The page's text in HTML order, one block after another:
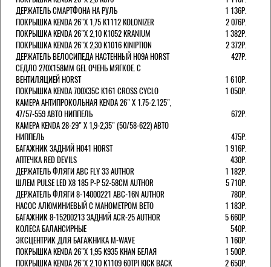
ДЕРЖАТЕЛЬ СМАРТФОНА НА РУЛЬ
1 136Р.
ПОКРЫШКА KENDA 26"Х 1,75 K1112 KOLONIZER
2 076Р.
ПОКРЫШКА KENDA 26"Х 2,10 K1052 KRANIUM
1 382Р.
ПОКРЫШКА KENDA 26"Х 2,30 K1016 KINIPTION
2 372Р.
ДЕРЖАТЕЛЬ ВЕЛОСИПЕДА НАСТЕННЫЙ H09A HORST
427Р.
СЕДЛО 270Х158ММ GEL ОЧЕНЬ МЯГКОЕ. С
ВЕНТИЛЯЦИЕЙ HORST
1 610Р.
ПОКРЫШКА KENDA 700Х35С K161 CROSS CYCLO
1 050Р.
КАМЕРА АНТИПРОКОЛЬНАЯ KENDA 26" Х 1.75-2.125",
47/57-559 АВТО НИППЕЛЬ
672Р.
КАМЕРА KENDA 28-29" Х 1,9-2,35" (50/58-622) АВТО
НИППЕЛЬ
475Р.
БАГАЖНИК ЗАДНИЙ H041 HORST
1 916Р.
АПТЕЧКА RED DEVILS
430Р.
ДЕРЖАТЕЛЬ ФЛЯГИ АВС FLY 33 AUTHOR
1 182Р.
ШЛЕМ PULSE LED X8 185 Р-Р 52-58СМ AUTHOR
5 710Р.
ДЕРЖАТЕЛЬ ФЛЯГИ 8-14000221 ABC-16N AUTHOR
780Р.
НАСОС АЛЮМИНИЕВЫЙ С МАНОМЕТРОМ BETO
1 183Р.
БАГАЖНИК 8-15200213 ЗАДНИЙ ACR-25 AUTHOR
5 660Р.
КОЛЕСА БАЛАНСИРНЫЕ
540Р.
ЭКСЦЕНТРИК ДЛЯ БАГАЖНИКА M-WAVE
1 160Р.
ПОКРЫШКА KENDA 26"Х 1,95 K935 KHAN БЕЛАЯ
1 500Р.
ПОКРЫШКА KENDA 26"Х 2,10 K1109 60TPI KICK BACK
2 650Р.